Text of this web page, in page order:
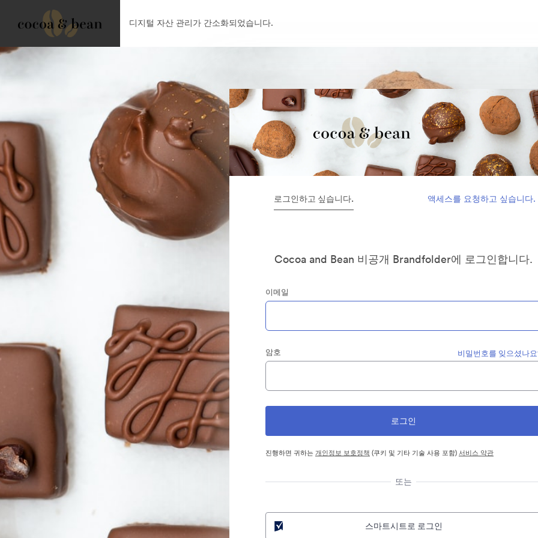
디지털 자산 관리가 간소화되었습니다.
로그인하고 싶습니다. 액세스를 요청하고 싶습니다.
Cocoa and Bean 비공개 Brandfolder에 로그인합니다.
이메일
암호 비밀번호를 잊으셨나
진행하면 귀하는개인정보 보호정책 (쿠키 및 기타 기술 사용 포함)서비스 약관
또는
스마트시트로 로그인